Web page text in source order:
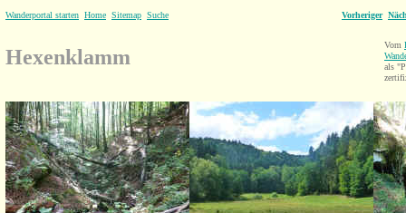
Wanderportal starten Home Sitemap Suche Vorheriger
Hexenklamm
Vom
als